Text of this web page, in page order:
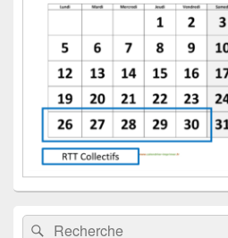
Recherche :Rechercher